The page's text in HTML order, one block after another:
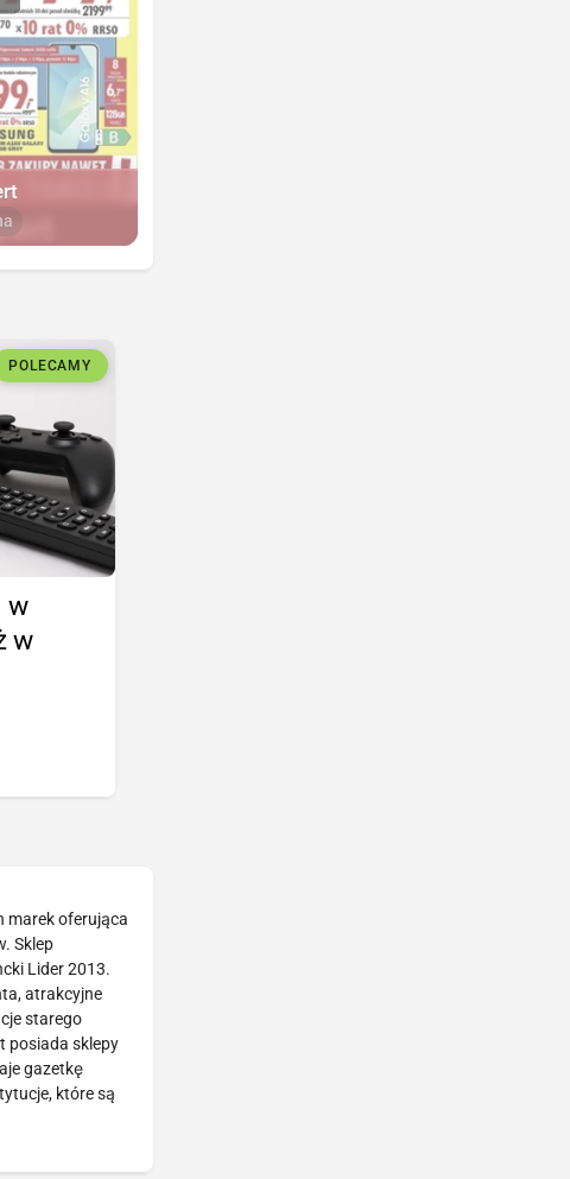
POLECAMY
w
w
marek oferująca
Sklep
Lider 2013.
atrakcyjne
starego
posiada sklepy
gazetkę
które są